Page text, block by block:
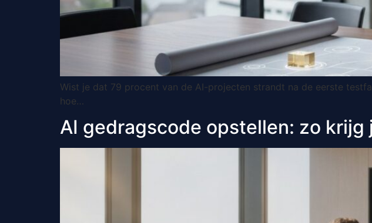
Wist je dat 79 procent van de AI-projecten strandt na de eerste
hoe…
AI gedragscode opstellen: zo